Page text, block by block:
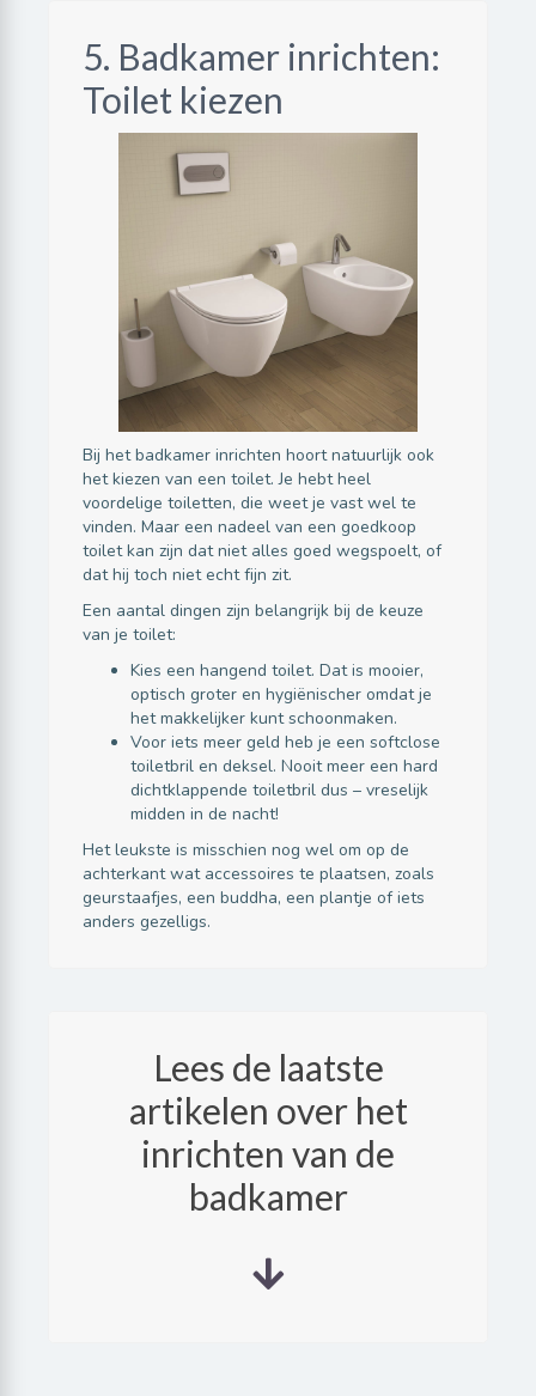
5. Badkamer inrichten:
Toilet kiezen
Bij het badkamer inrichten hoort natuurlijk ook
het kiezen van een toilet. Je hebt heel
voordelige toiletten, die weet je vast wel te
vinden. Maar een nadeel van een goedkoop
toilet kan zijn dat niet alles goed wegspoelt, of
dat hij toch niet echt fijn zit.
Een aantal dingen zijn belangrijk bij de keuze
van je toilet:
Kies een hangend toilet. Dat is mooier,
optisch groter en hygiënischer omdat je
het makkelijker kunt schoonmaken.
Voor iets meer geld heb je een softclose
toiletbril en deksel. Nooit meer een hard
dichtklappende toiletbril dus – vreselijk
midden in de nacht!
Het leukste is misschien nog wel om op de
achterkant wat accessoires te plaatsen, zoals
geurstaafjes, een buddha, een plantje of iets
anders gezelligs.
Lees de laatste
artikelen over het
inrichten van de
badkamer